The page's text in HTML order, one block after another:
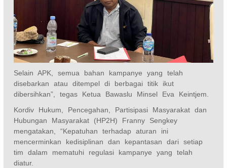
Selain APK, semua bahan kampanye yang telah
disebarkan atau ditempel di berbagai titik ikut
dibersihkan”, tegas Ketua Bawaslu Minsel Eva Keintjem.
Kordiv Hukum, Pencegahan, Partisipasi Masyarakat dan
Hubungan Masyarakat (HP2H) Franny Sengkey
mengatakan, “Kepatuhan terhadap aturan ini
mencerminkan kedisiplinan dan kepantasan dari setiap
tim dalam mematuhi regulasi kampanye yang telah
diatur.